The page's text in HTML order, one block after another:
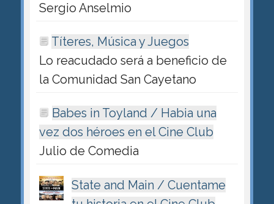
Sergio Anselmio
Títeres, Música y Juegos
Lo reacudado será a beneficio de
la Comunidad San Cayetano
Babes in Toyland / Habia una
vez dos héroes en el Cine Club
Julio de Comedia
State and Main / Cuentame